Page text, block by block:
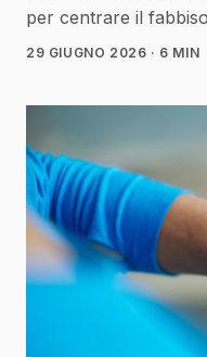
per centrare il
carne — con tabelle
29 GIUGNO 2026 · 6 MIN